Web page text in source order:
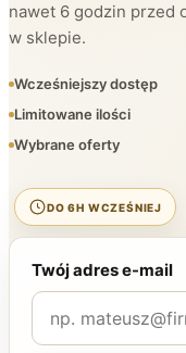
nawet 6 godzin przed
w sklepie.
Wcześniejszy dostęp
Limitowane ilości
Wybrane oferty
DO 6H WCZEŚNIEJ
Twój adres e-mail